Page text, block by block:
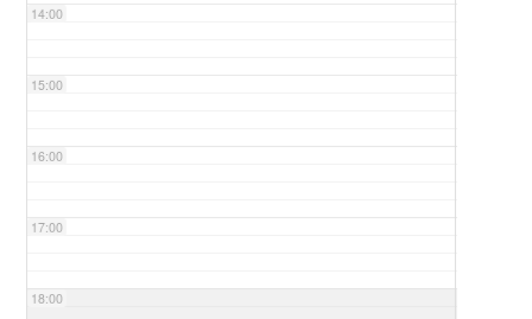
14:00
15:00
16:00
17:00
18:00